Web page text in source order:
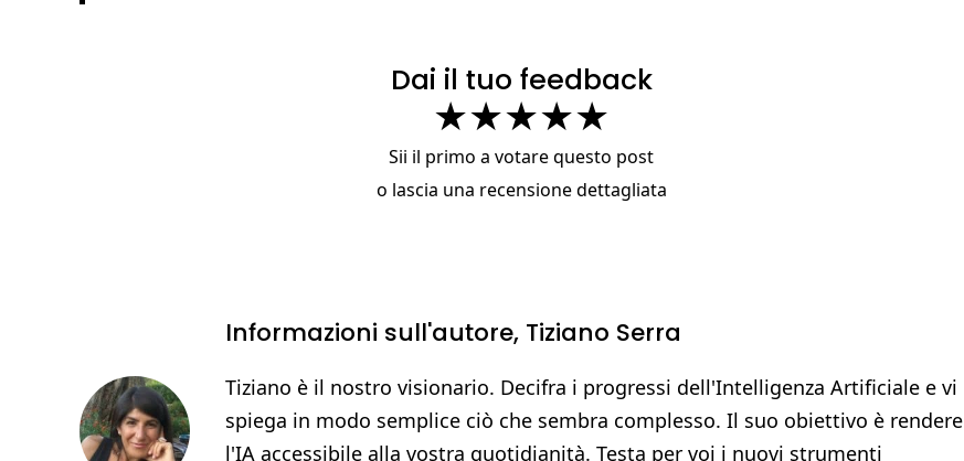
Dai il tuo feedback
★★★★★
Sii il primo a votare questo post
o lascia una recensione dettagliata
Informazioni sull'autore, Tiziano Serra
Tiziano è il nostro visionario. Decifra i progressi dell'Intelligenza Artificiale e vi
spiega in modo semplice ciò che sembra complesso. Il suo obiettivo è rendere
l'IA accessibile alla vostra quotidianità. Testa per voi i nuovi strumenti